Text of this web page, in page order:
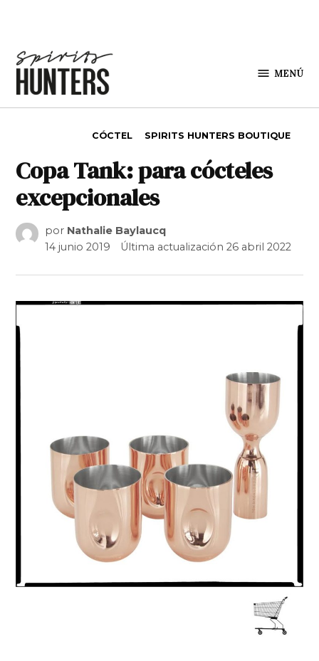
MENÚ
CÓCTEL SPIRITS HUNTERS BOUTIQUE
Copa Tank: para cócteles
excepcionales
por Nathalie Baylaucq
14 junio 2019
Última actualización26 abril 2022